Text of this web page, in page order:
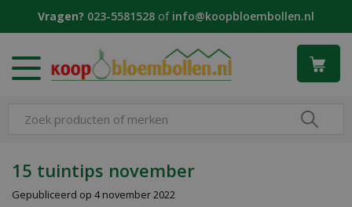
Vragen? 023-5581528 of info@koopbloembollen.nl
15 tuintips november
Gepubliceerd op 4 november 2022